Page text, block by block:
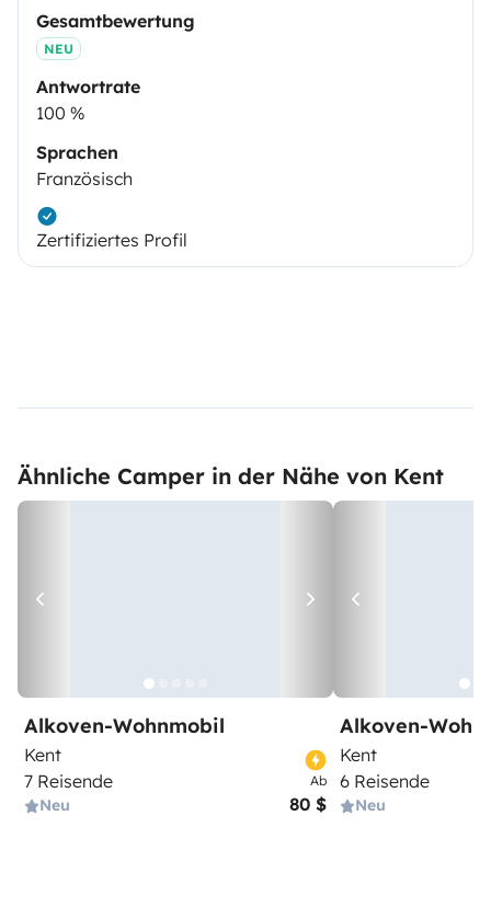
Gesamtbewertung
NEU
Antwortrate
100 %
Sprachen
Französisch
Zertifiziertes Profil
Ähnliche Camper in der Nähe von Kent
Alkoven-Wohnmobil
Kent
7 Reisende
Neu
Ab
80 $
Alkoven-
Kent
6 Reisende
Neu